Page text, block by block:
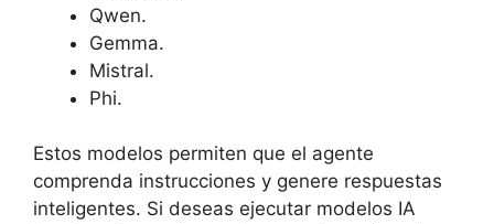
Qwen.
Gemma.
Mistral.
Phi.
Estos modelos permiten que el agente
comprenda instrucciones y genere respuestas
inteligentes. Si deseas ejecutar modelos IA